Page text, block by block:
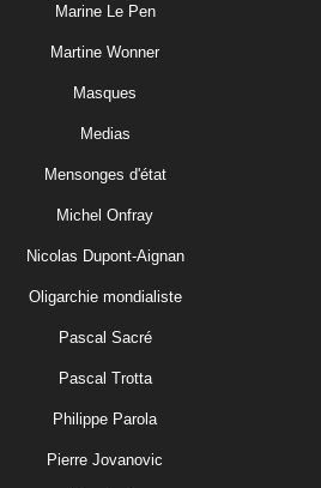
Marine Le Pen
Martine Wonner
Masques
Medias
Mensonges d'état
Michel Onfray
Nicolas Dupont-Aignan
Oligarchie mondialiste
Pascal Sacré
Pascal Trotta
Philippe Parola
Pierre Jovanovic